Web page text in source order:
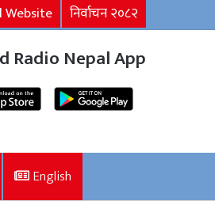
Website निर्वाचन २०८२
Radio Nepal App
English